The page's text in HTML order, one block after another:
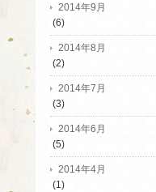
2014年9月
(6)
2014年8月
(2)
2014年7月
(3)
2014年6月
(5)
2014年4月
(1)